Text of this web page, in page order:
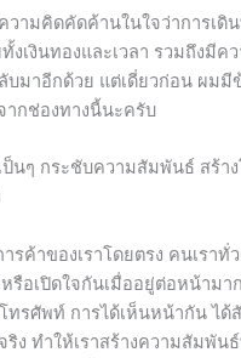
ามคิดคัดค้านในใจว่าการเดิน
งเงินทองและเวลา รวมถึงมีค
บมาอีกด้วย แต่เดี่ยวก่อน ผม
กช่องทางนี้นะครับ
นๆ กระชับความสัมพันธ์ สร้า
รค้าของเราโดยตรง คนเราทั่
อเปิดใจกันเมื่ออยู่ต่อหน้ามา
ทรศัพท์ การได้เห็นหน้ากัน ได้
ริง ทำให้เราสร้างความสัมพัน